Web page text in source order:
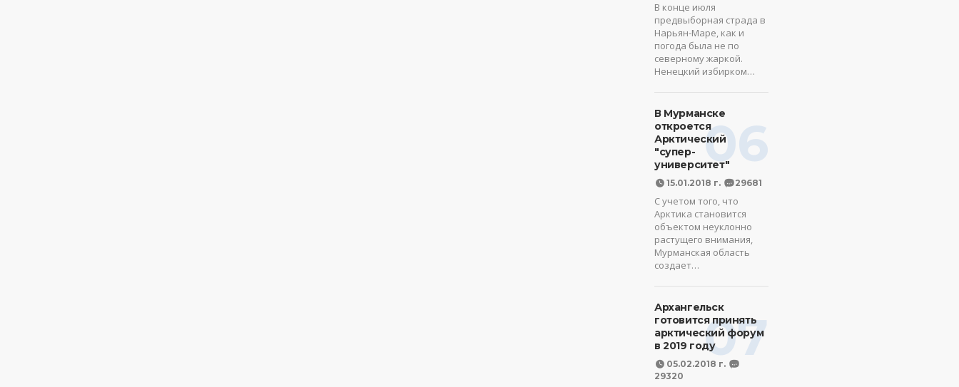
В конце июля
предвыборная страда в
Нарьян-Маре, как и
погода была не по
северному жаркой.
Ненецкий избирком…
06
В Мурманске
откроется
Арктический
"супер-
университет"
15.01.2018 г. 29681
С учетом того, что
Арктика становится
объектом неуклонно
растущего внимания,
Мурманская область
создает…
07
Архангельск
готовится принять
арктический форум
в 2019 году
05.02.2018 г.
29320